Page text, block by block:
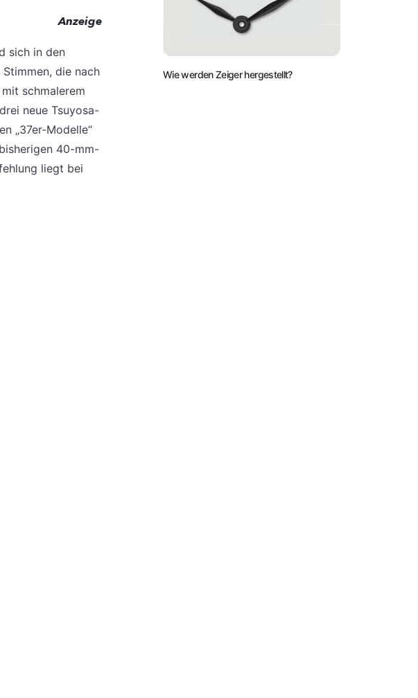
Anzeige
sich in den
die nach
schmalerem
neue Tsuyosa-
„37er-Modelle“
40-mm-
liegt bei
Wie werden Zeiger hergestellt?